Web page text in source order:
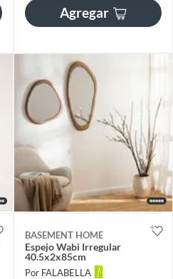
Agregar
BASEMENT HOME
Espejo Wabi Irregular
40.5x2x85cm
Por FALABELLA